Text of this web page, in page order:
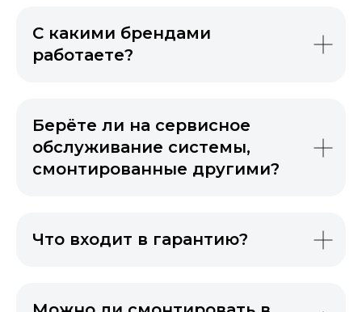
С какими брендами
работаете?
Берёте ли на сервисное
обслуживание системы,
смонтированные другими?
Что входит в гарантию?